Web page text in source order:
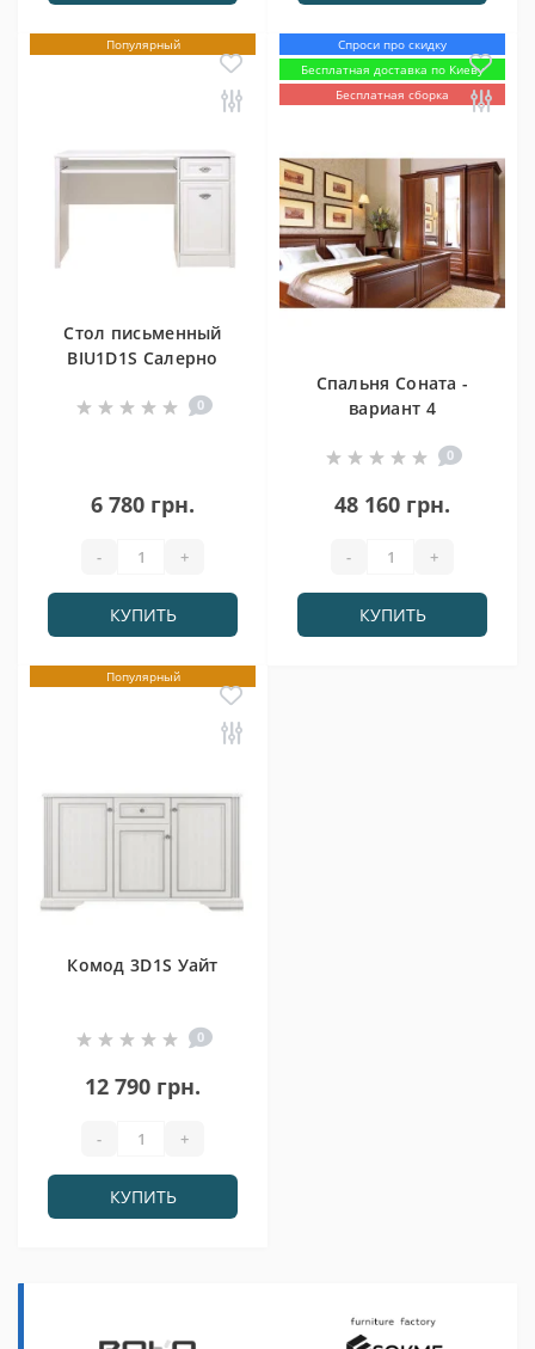
Популярный
Стол письменный
BIU1D1S Салерно
0
6 780 грн.
- +
КУПИТЬ
Спроси про скидку
Бесплатная доставка по Киеву
Бесплатная сборка
Спальня Соната -
вариант 4
0
48 160 грн.
- +
КУПИТЬ
Популярный
Комод 3D1S Уайт
0
12 790 грн.
- +
КУПИТЬ